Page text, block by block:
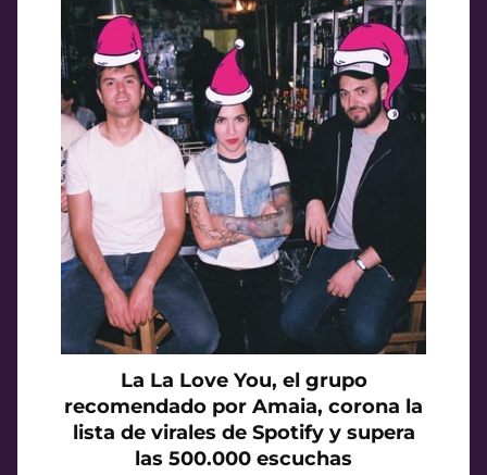
La La Love You, el grupo
recomendado por Amaia, corona la
lista de virales de Spotify y supera
las 500.000 escuchas